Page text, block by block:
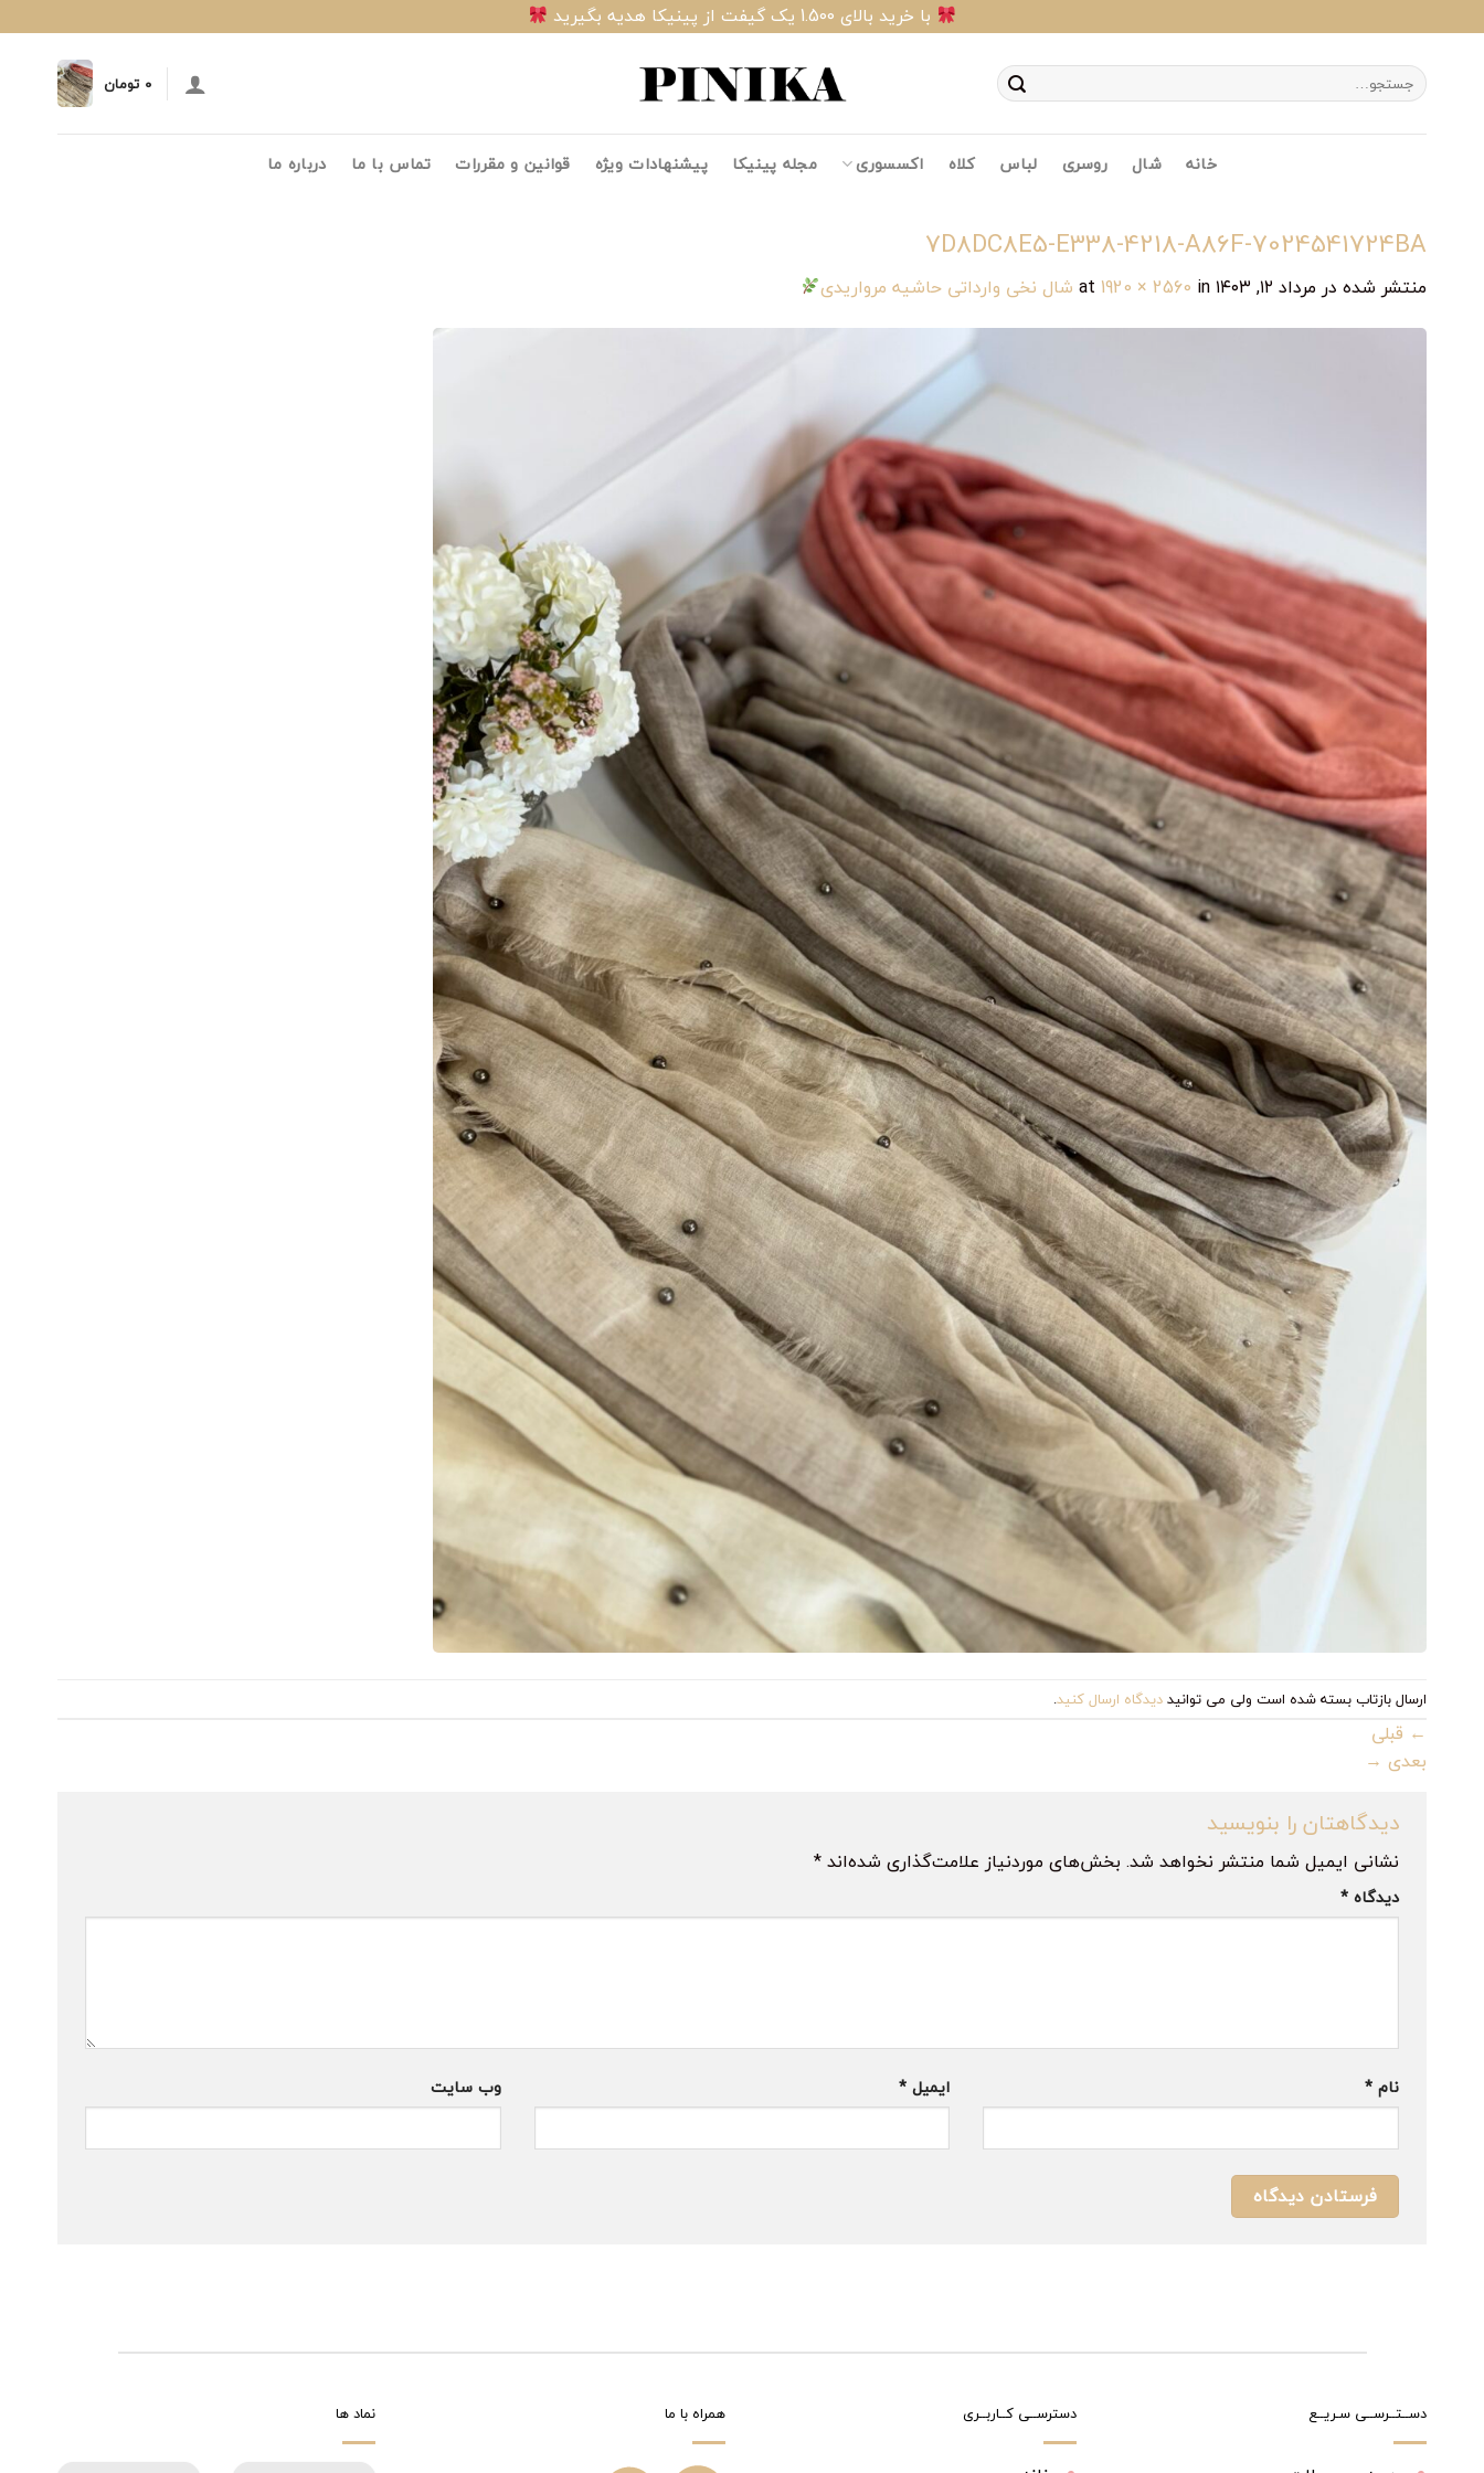
to
content
با خرید بالای 1.500 یک گیفت از پینیکا هدیه بگیرید
جستجو
برای:
۰ تومان
خانه شال روسری لباس کلاه اکسسوری مجله پینیکا پیشنهادات ویژه قوانین و مقررات تماس با ما درباره ما
7D8DC8E5-E338-4218-A86F-7024541724BA
منتشر شده در مرداد ۱۲, ۱۴۰۳ 1920 × 2560 in شال نخی وارداتی حاشیه مرواریدی
ارسال بازتاب بسته شده است ولی می توانیددیدگاه ارسال کنید.
← قبلی
بعدی →
دیدگاهتان را بنویسید
نشانی ایمیل شما منتشر نخواهد شد. بخش‌های موردنیاز علامت‌گذاری شده‌اند*
دیدگاه *
نام * ایمیل * وب‌ سایت
دســتــرســی سـریــع دسترســی کــاربــری همراه با ما نماد ها